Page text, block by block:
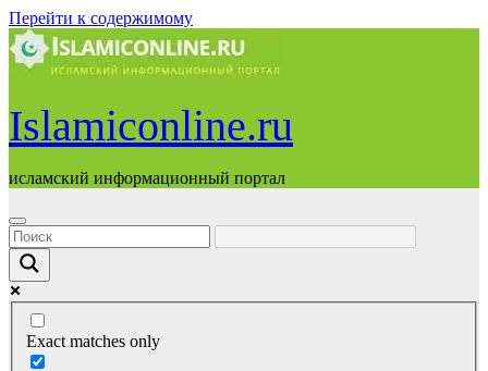
Перейти к содержимому
Islamiconline.ru
исламский информационный портал
Exact matches only